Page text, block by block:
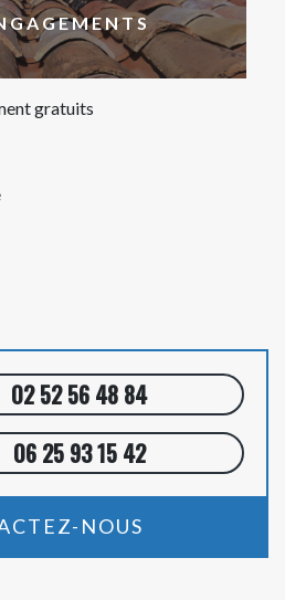
gratuits
02 52 56 48 84
06 25 93 15 42
NOUS